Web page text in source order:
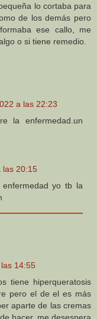
lo cortaba para
de los demás pero
ese callo, me
o si tiene remedio.
a las 22:23
la enfermedad.un
las 20:15
yo tb la
14:55
tiene hiperqueratosis
pero el de el es más
aparte de las cremas